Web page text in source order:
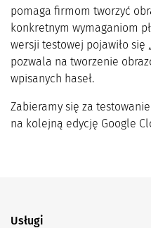
pomaga firmom tworzyć
konkretnym wymaganiom
wersji testowej pojawiło się
pozwala na tworzenie
wpisanych haseł.
Zabieramy się za
na kolejną edycję Google
Usługi